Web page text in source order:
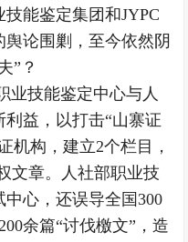
能鉴定集团和JYPC
论围剿，至今依然阴
”？
业技能鉴定中心与人
益，以打击“山寨证
机构，建立2个栏目，
文章。人社部职业技
心，还误导全国300
余篇“讨伐檄文”，造